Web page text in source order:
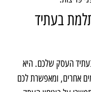
בעתיד
העסק שלכם. היא
אחרים, ומאפשרת לכם